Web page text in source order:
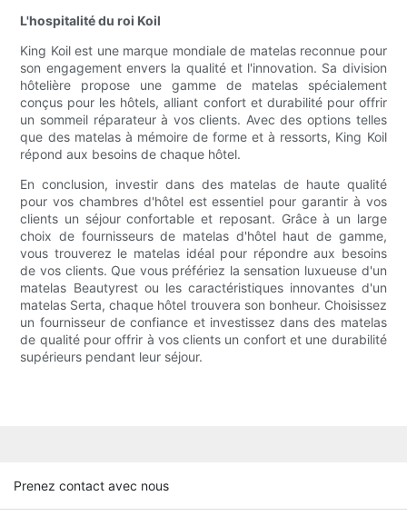
L'hospitalité du roi Koil
King Koil est une marque mondiale de matelas reconnue pour
son engagement envers la qualité et l'innovation. Sa division
hôtelière propose une gamme de matelas spécialement
conçus pour les hôtels, alliant confort et durabilité pour offrir
un sommeil réparateur à vos clients. Avec des options telles
que des matelas à mémoire de forme et à ressorts, King Koil
répond aux besoins de chaque hôtel.
En conclusion, investir dans des matelas de haute qualité
pour vos chambres d'hôtel est essentiel pour garantir à vos
clients un séjour confortable et reposant. Grâce à un large
choix de fournisseurs de matelas d'hôtel haut de gamme,
vous trouverez le matelas idéal pour répondre aux besoins
de vos clients. Que vous préfériez la sensation luxueuse d'un
matelas Beautyrest ou les caractéristiques innovantes d'un
matelas Serta, chaque hôtel trouvera son bonheur. Choisissez
un fournisseur de confiance et investissez dans des matelas
de qualité pour offrir à vos clients un confort et une durabilité
supérieurs pendant leur séjour.
Prenez contact avec nous